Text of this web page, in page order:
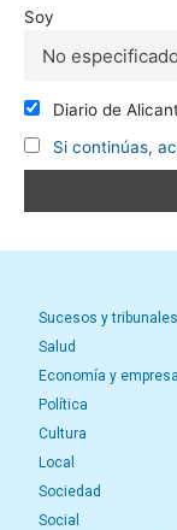
Soy
Diario de
Si continúas,
Sucesos y tribunales
Salud
Economía y empresa
Política
Cultura
Local
Sociedad
Social